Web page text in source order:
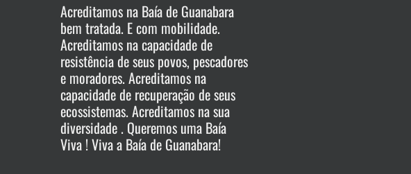
Acreditamos na Baía de Guanabara
bem tratada. E com mobilidade.
Acreditamos na capacidade de
resistência de seus povos, pescadores
e moradores. Acreditamos na
capacidade de recuperação de seus
ecossistemas. Acreditamos na sua
diversidade . Queremos uma Baía
Viva ! Viva a Baía de Guanabara!